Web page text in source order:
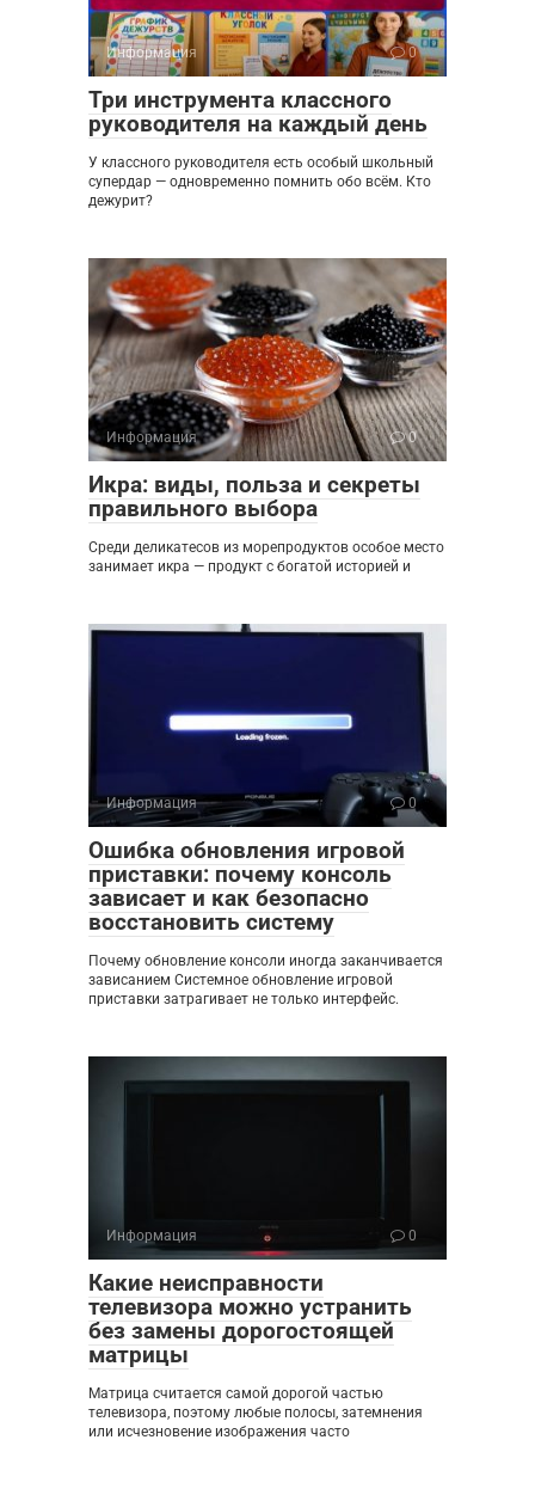
Информация 0
Три инструмента классного
руководителя на каждый день
У классного руководителя есть особый школьный
супердар — одновременно помнить обо всём. Кто
дежурит?
Информация 0
Икра: виды, польза и секреты
правильного выбора
Среди деликатесов из морепродуктов особое место
занимает икра — продукт с богатой историей и
Информация 0
Ошибка обновления игровой
приставки: почему консоль
зависает и как безопасно
восстановить систему
Почему обновление консоли иногда заканчивается
зависанием Системное обновление игровой
приставки затрагивает не только интерфейс.
Информация 0
Какие неисправности
телевизора можно устранить
без замены дорогостоящей
матрицы
Матрица считается самой дорогой частью
телевизора, поэтому любые полосы, затемнения
или исчезновение изображения часто